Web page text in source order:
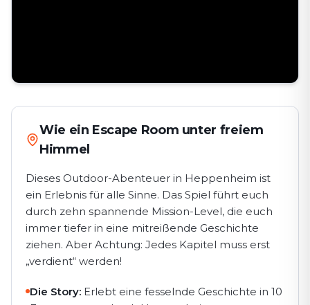
Wie ein Escape Room unter freiem
Himmel
Dieses Outdoor-Abenteuer in Heppenheim ist
ein Erlebnis für alle Sinne. Das Spiel führt euch
durch zehn spannende Mission-Level, die euch
immer tiefer in eine mitreißende Geschichte
ziehen. Aber Achtung: Jedes Kapitel muss erst
„verdient“ werden!
Die Story: Erlebt eine fesselnde Geschichte in 10